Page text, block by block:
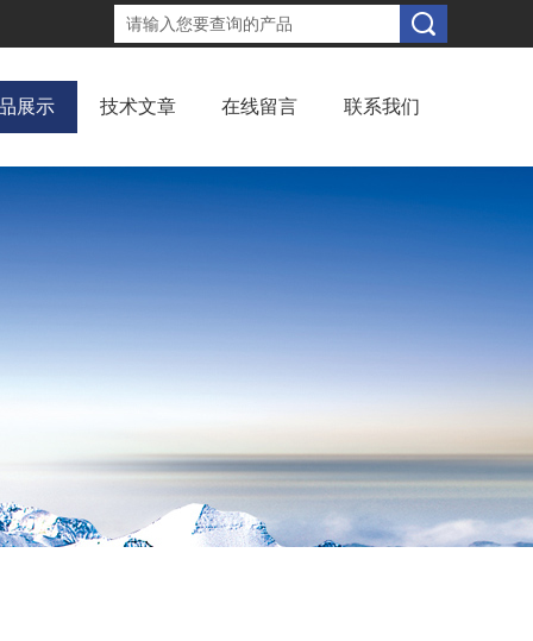
展示 技术文章 在线留言 联系我们